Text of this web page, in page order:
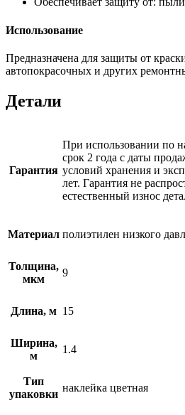
Использование
Предназначена для защиты от
автопокрасочных и других
Детали
Гарантия
При использовании по
срок 2 года с даты
условий хранения и
лет. Гарантия не
естественный износ
Материал полиэтилен низкого
Толщина,
мкм
9
Длина, м 15
Ширина,
м
1.4
Тип
упаковки
наклейка цветная